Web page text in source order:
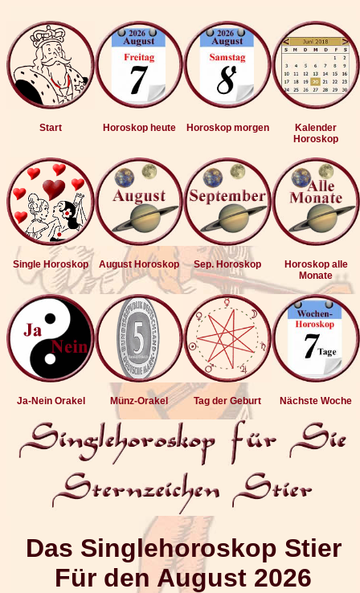
Start Horoskop heute Horoskop morgen
Kalender
Horoskop
Single Horoskop August Horoskop Sep. Horoskop
Horoskop alle
Monate
Ja-Nein Orakel Münz-Orakel Tag der Geburt Nächste Woche
Das Singlehoroskop Stier
Für den August 2026